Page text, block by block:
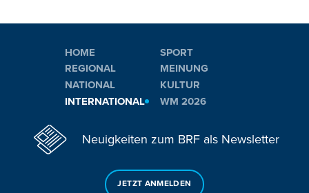
HOME
REGIONAL
NATIONAL
INTERNATIONAL
SPORT
MEINUNG
KULTUR
WM 2026
Neuigkeiten zum BRF als Newsletter
JETZT ANMELDEN